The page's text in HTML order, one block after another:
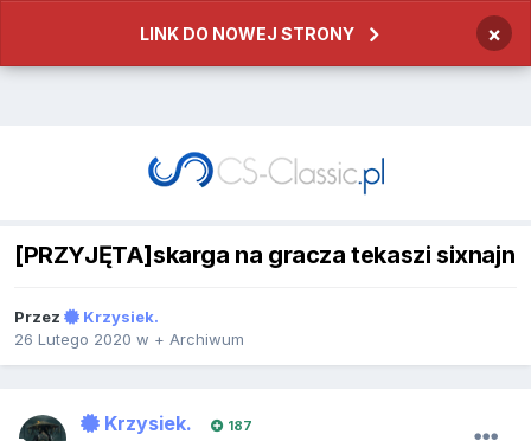
LINK DO NOWEJ STRONY ×
[PRZYJĘTA]skarga na gracza tekaszi sixnajn
Przez
Krzysiek.
26 Lutego 2020 w + Archiwum
Krzysiek. 187